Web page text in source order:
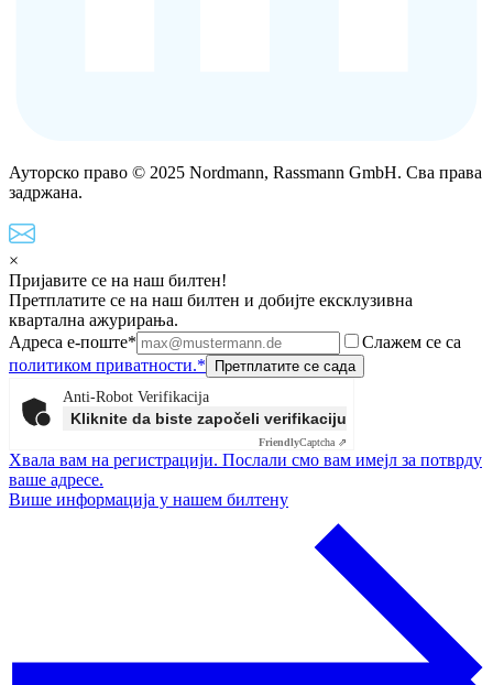
Ауторско право © 2025 Nordmann, Rassmann GmbH. Сва права
задржана.
×
Пријавите се на наш билтен!
Претплатите се на наш билтен и добијте ексклузивна
квартална ажурирања.
Адреса е-поште*
Слажем се са
политиком приватности.*
Anti-Robot Verifikacija
Kliknite da biste započeli verifikaciju
FriendlyCaptcha ⇗
Хвала вам на регистрацији. Послали смо вам имејл за потврду
ваше адресе.
Више информација у нашем билтену